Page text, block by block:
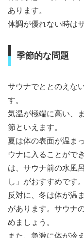
あります。
体調が優れない時は
季節的な問題
サウナでととのえな
す。
気温が極端に高い、
節といえます。
夏は体の表面が温ま
ウナに入ることがで
は、サウナ前の水風
し」がおすすめです。
反対に、冬は体が温
があります。サウナ
めましょう。
また、急激に体が冷